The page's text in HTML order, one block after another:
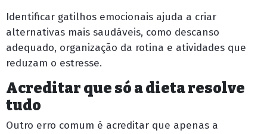
Identificar gatilhos emocionais ajuda a criar
alternativas mais saudáveis, como descanso
adequado, organização da rotina e atividades que
reduzam o estresse.
Acreditar que só a dieta resolve
tudo
Outro erro comum é acreditar que apenas a